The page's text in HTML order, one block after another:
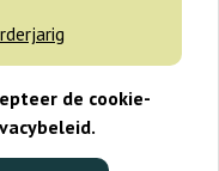
de cookie-